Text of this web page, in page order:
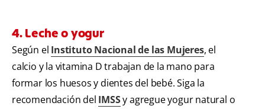
4. Leche o yogur
Según el Instituto Nacional de las Mujeres, el
calcio y la vitamina D trabajan de la mano para
formar los huesos y dientes del bebé. Siga la
recomendación del IMSSy agregue yogur natural o